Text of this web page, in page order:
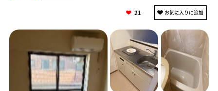
21